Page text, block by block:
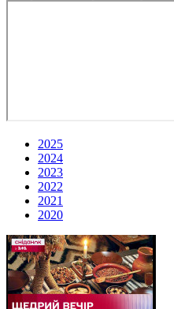
2025
2024
2023
2022
2021
2020